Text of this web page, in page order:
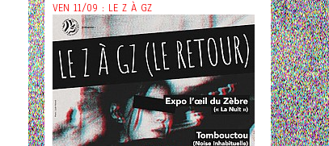
VEN 11/09 : LE Z À GZ